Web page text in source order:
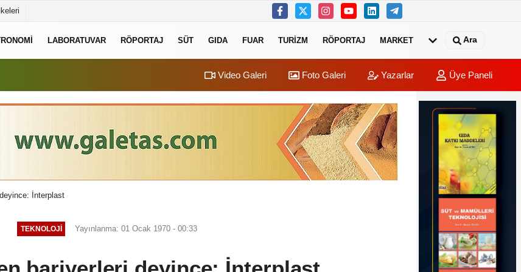
LABORATUVAR RÖPORTAJ SÜT GIDA FUAR TURIZM RÖPORTAJ MARKET Ara
Video Galeri Foto Galeri Yazarlar Üye Paneli
İnterplast
TEKNOLOJI Yayınlanma: 01 Ocak 1970 - 00:33